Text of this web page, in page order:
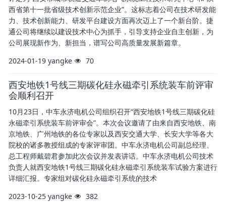
西省第十一批省级技术创新示范企业”。这标志着公司在技术研发能
力、技术创新能力、研发平台建设方面再次迈上了一个新台阶。捷
通公司将继续以建设技术中心为抓手，引导支持企业自主创新，为
公司展现新作为、新担当，谱写公司高质量发展新篇章。
2024-01-19 yangke 70
西安地铁1号线三期碳化硅永磁牵引系统装车前评审
会顺利召开
10月23日，中车永济电机公司组织召开“西安地铁1号线三期碳化硅
永磁牵引系统装车前评审会”。本次会议邀请了由来自西安地铁、南
京地铁、广州地铁的各位专家以及西安交通大学、长安大学等各大
院校的诸多教授组成的专家评审团。中车永济电机公司副总经理、
总工程师戴碧君参加此次会议并发表讲话。中车永济电机公司技术
负责人就西安地铁1号线三期碳化硅永磁牵引系统装车试验方案进行
详细汇报。专家组对碳化硅永磁牵引系统的技术
2023-10-25 yangke 382